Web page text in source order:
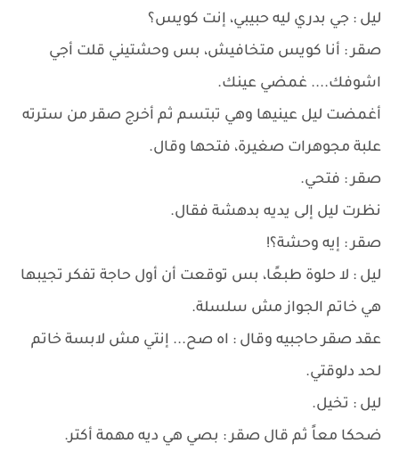
ليل : جي بدري ليه حبيبي، إنت كويس؟
صقر : أنا كويس متخافيش، بس وحشتيني قلت أجي
اشوفك.... غمضي عينك.
أغمضت ليل عينيها وهي تبتسم ثم أخرج صقر من سترته
علبة مجوهرات صغيرة، فتحها وقال.
صقر : فتحي.
نظرت ليل إلى يديه بدهشة فقال.
صقر : إيه وحشة؟!
ليل : لا حلوة طبعًا، بس توقعت أن أول حاجة تفكر تجيبها
هي خاتم الجواز مش سلسلة.
عقد صقر حاجبيه وقال : اه صح... إنتي مش لابسة خاتم
لحد دلوقتي.
ليل : تخيل.
ضحكا معاً ثم قال صقر : بصي هي ديه مهمة أكتر.